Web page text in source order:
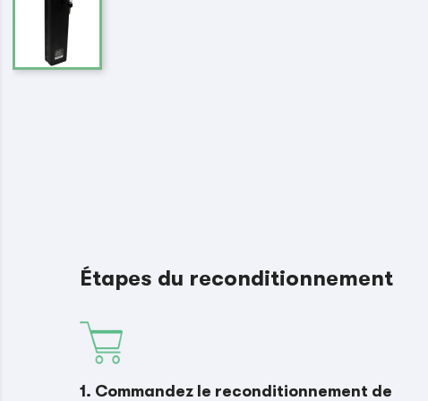
Étapes du reconditionnement
1. Commandez le reconditionnement de